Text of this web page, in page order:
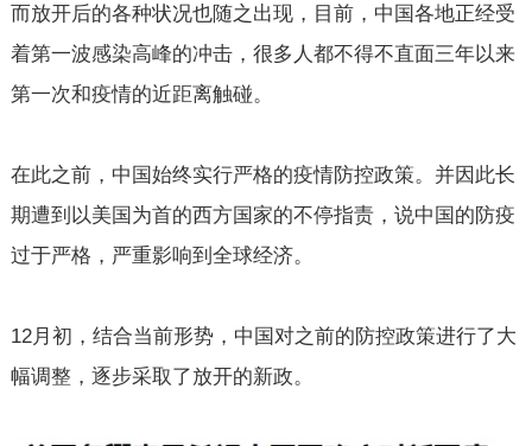
而放开后的各种状况也随之出现，目前，中国各地正经受
着第一波感染高峰的冲击，很多人都不得不直面三年以来
第一次和疫情的近距离触碰。
在此之前，中国始终实行严格的疫情防控政策。并因此长
期遭到以美国为首的西方国家的不停指责，说中国的防疫
过于严格，严重影响到全球经济。
12月初，结合当前形势，中国对之前的防控政策进行了大
幅调整，逐步采取了放开的新政。